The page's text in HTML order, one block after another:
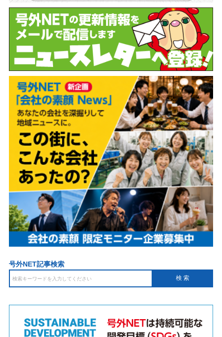
号外NET記事検索